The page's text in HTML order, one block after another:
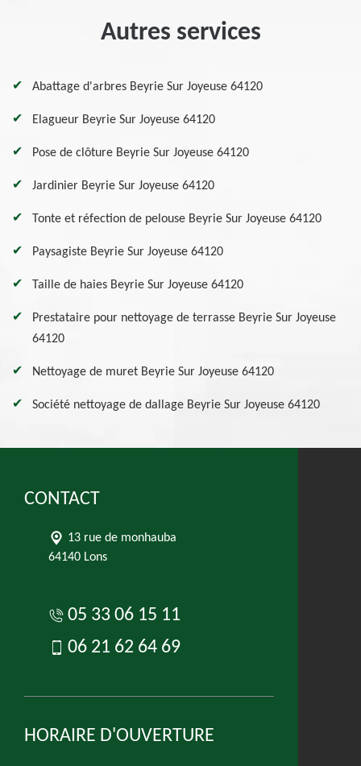
Autres services
Abattage d'arbres Beyrie Sur Joyeuse 64120
Elagueur Beyrie Sur Joyeuse 64120
Pose de clôture Beyrie Sur Joyeuse 64120
Jardinier Beyrie Sur Joyeuse 64120
Tonte et réfection de pelouse Beyrie Sur Joyeuse 64120
Paysagiste Beyrie Sur Joyeuse 64120
Taille de haies Beyrie Sur Joyeuse 64120
Prestataire pour nettoyage de terrasse Beyrie Sur Joyeuse
64120
Nettoyage de muret Beyrie Sur Joyeuse 64120
Société nettoyage de dallage Beyrie Sur Joyeuse 64120
CONTACT
13 rue de monhauba
64140 Lons
05 33 06 15 11
06 21 62 64 69
HORAIRE D'OUVERTURE